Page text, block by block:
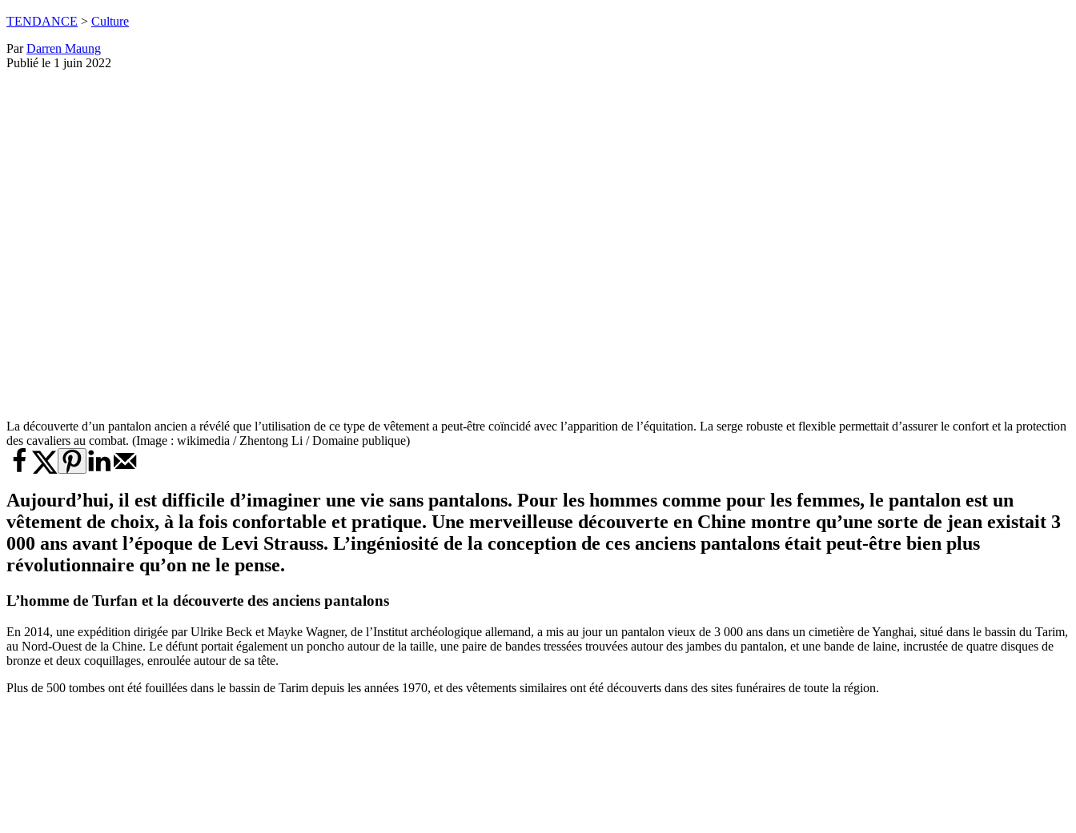
TENDANCE > Culture
ParDarren Maung
Publié le 1 juin 2022
La découverte d’un pantalon ancien a révélé que l’utilisation de ce type de vêtement a peut-être coïncidé avec l’apparition de l’équitation. La serge robuste et flexible permettait d’assurer le confort et la protection
des cavaliers au combat. (Image : wikimedia / Zhentong Li / Domaine publique)
Aujourd’hui, il est difficile d’imaginer une vie sans pantalons. Pour les hommes comme pour les femmes, le pantalon est un
vêtement de choix, à la fois confortable et pratique. Une merveilleuse découverte en Chine montre qu’une sorte de jean existait 3
000 ans avant l’époque de Levi Strauss. L’ingéniosité de la conception de ces anciens pantalons était peut-être bien plus
révolutionnaire qu’on ne le pense.
L’homme de Turfan et la découverte des anciens pantalons
En 2014, une expédition dirigée par Ulrike Beck et Mayke Wagner, de l’Institut archéologique allemand, a mis au jour un pantalon vieux de 3 000 ans dans un cimetière de Yanghai, situé dans le bassin du Tarim,
au Nord-Ouest de la Chine. Le défunt portait également un poncho autour de la taille, une paire de bandes tressées trouvées autour des jambes du pantalon, et une bande de laine, incrustée de quatre disques de
bronze et deux coquillages, enroulée autour de sa tête.
Plus de 500 tombes ont été fouillées dans le bassin de Tarim depuis les années 1970, et des vêtements similaires ont été découverts dans des sites funéraires de toute la région.